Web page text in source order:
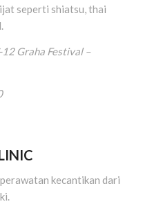
seperti shiatsu, thai
Graha Festival –
kecantikan dari